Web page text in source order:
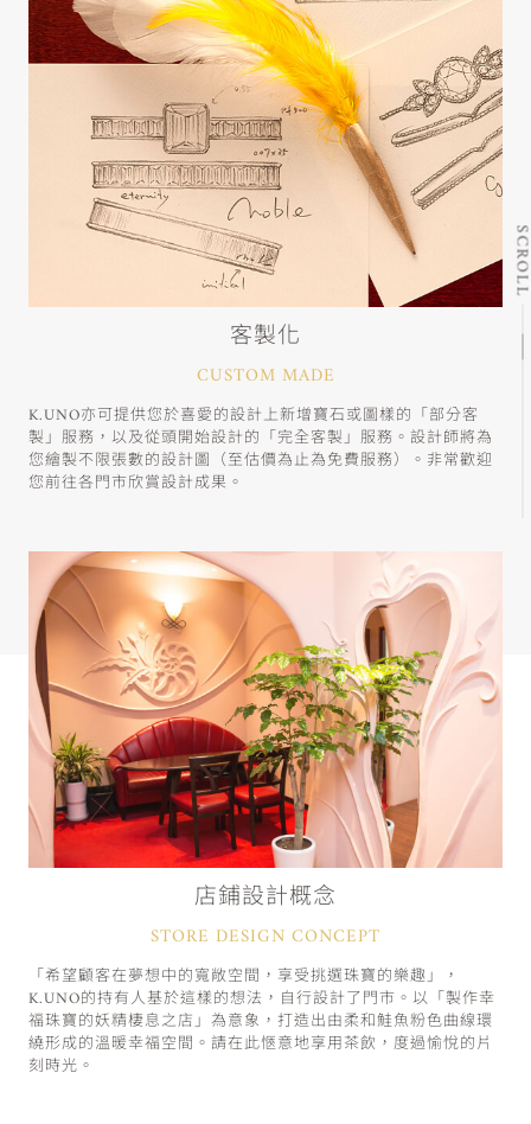
客製化
CUSTOM MADE
K.UNO亦可提供您於喜愛的設計上新增寶石或圖樣的「部分客
製」服務，以及從頭開始設計的「完全客製」服務。設計師將為
您繪製不限張數的設計圖（至估價為止為免費服務）。非常歡迎
您前往各門市欣賞設計成果。
店鋪設計概念
STORE DESIGN CONCEPT
「希望顧客在夢想中的寬敞空間，享受挑選珠寶的樂趣」，
K.UNO的持有人基於這樣的想法，自行設計了門市。以「製作幸
福珠寶的妖精棲息之店」為意象，打造出由柔和鮭魚粉色曲線環
繞形成的溫暖幸福空間。請在此愜意地享用茶飲，度過愉悅的片
刻時光。